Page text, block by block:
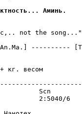
Аминь.
not the
----------
кг. весом
2:5040/6